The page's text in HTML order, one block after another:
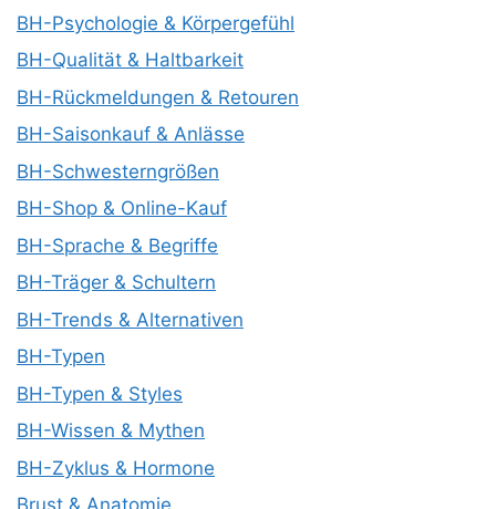
BH-Psychologie & Körpergefühl
BH-Qualität & Haltbarkeit
BH-Rückmeldungen & Retouren
BH-Saisonkauf & Anlässe
BH-Schwesterngrößen
BH-Shop & Online-Kauf
BH-Sprache & Begriffe
BH-Träger & Schultern
BH-Trends & Alternativen
BH-Typen
BH-Typen & Styles
BH-Wissen & Mythen
BH-Zyklus & Hormone
Brust & Anatomie